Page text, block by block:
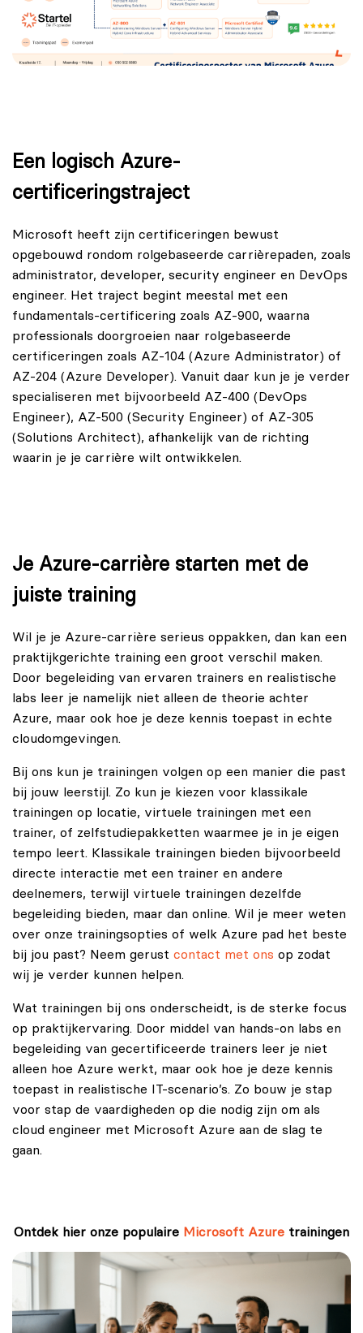
Een logisch Azure-
certificeringstraject
Microsoft heeft zijn certificeringen bewust
opgebouwd rondom rolgebaseerde carrièrepaden, zoals
administrator, developer, security engineer en DevOps
engineer. Het traject begint meestal met een
fundamentals-certificering zoals AZ-900, waarna
professionals doorgroeien naar rolgebaseerde
certificeringen zoals AZ-104 (Azure Administrator) of
AZ-204 (Azure Developer). Vanuit daar kun je je verder
specialiseren met bijvoorbeeld AZ-400 (DevOps
Engineer), AZ-500 (Security Engineer) of AZ-305
(Solutions Architect), afhankelijk van de richting
waarin je je carrière wilt ontwikkelen.
Je Azure-carrière starten met de
juiste training
Wil je je Azure-carrière serieus oppakken, dan kan een
praktijkgerichte training een groot verschil maken.
Door begeleiding van ervaren trainers en realistische
labs leer je namelijk niet alleen de theorie achter
Azure, maar ook hoe je deze kennis toepast in echte
cloudomgevingen.
Bij ons kun je trainingen volgen op een manier die past
bij jouw leerstijl. Zo kun je kiezen voor klassikale
trainingen op locatie, virtuele trainingen met een
trainer, of zelfstudiepakketten waarmee je in je eigen
tempo leert. Klassikale trainingen bieden bijvoorbeeld
directe interactie met een trainer en andere
deelnemers, terwijl virtuele trainingen dezelfde
begeleiding bieden, maar dan online. Wil je meer weten
over onze trainingsopties of welk Azure pad het beste
bij jou past? Neem gerust contact met ons op zodat
wij je verder kunnen helpen.
Wat trainingen bij ons onderscheidt, is de sterke focus
op praktijkervaring. Door middel van hands-on labs en
begeleiding van gecertificeerde trainers leer je niet
alleen hoe Azure werkt, maar ook hoe je deze kennis
toepast in realistische IT-scenario’s. Zo bouw je stap
voor stap de vaardigheden op die nodig zijn om als
cloud engineer met Microsoft Azure aan de slag te
gaan.
Ontdek hier onze populaire Microsoft Azure trainingen